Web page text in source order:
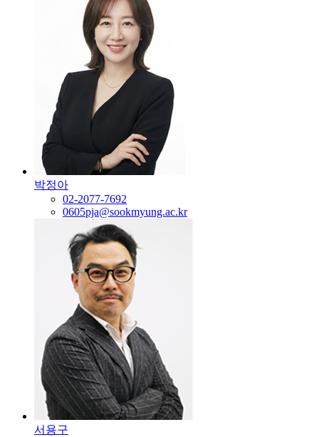
박정아
02-2077-7692
0605pja@sookmyung.ac.kr
서용구